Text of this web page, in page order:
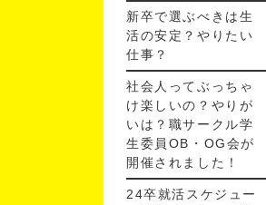
新卒で選ぶべきは生
活の安定？やりたい
仕事？
社会人ってぶっちゃ
け楽しいの？やりが
いは？職サークル学
生委員OB・OG会が
開催されました！
24卒就活スケジュー